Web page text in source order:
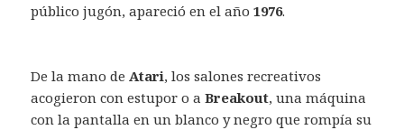
público jugón, apareció en el año1976.
De la mano de Atari, los salones recreativos
acogieron con estupor o aBreakout, una máquina
con la pantalla en un blanco y negro que rompía su